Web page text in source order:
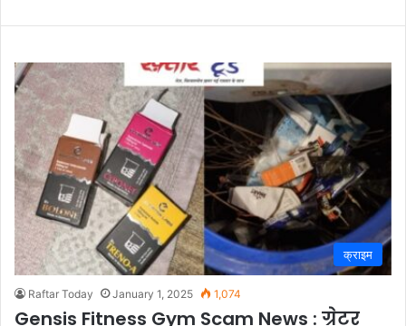
क्राइम
Raftar Today January 1, 2025 1,074
Gensis Fitness Gym Scam News : ग्रेटर